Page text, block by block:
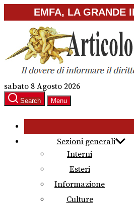
to
content
EMFA, LA GRANDE
sabato 8 Agosto 2026
Search Menu
Sezioni generali
Interni
Esteri
Informazione
Culture